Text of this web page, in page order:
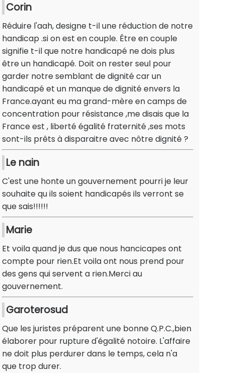
Corin
Réduire l'aah, designe t-il une réduction de notre
handicap .si on est en couple. Être en couple
signifie t-il que notre handicapé ne dois plus
être un handicapé. Doit on rester seul pour
garder notre semblant de dignité car un
handicapé et un manque de dignité envers la
France.ayant eu ma grand-mère en camps de
concentration pour résistance ,me disais que la
France est , liberté égalité fraternité ,ses mots
sont-ils prêts à disparaitre avec nôtre dignité ?
Le nain
C'est une honte un gouvernement pourri je leur
souhaite qu ils soient handicapés ils verront se
que sais!!!!!!
Marie
Et voila quand je dus que nous hancicapes ont
compte pour rien.Et voila ont nous prend pour
des gens qui servent a rien.Merci au
gouvernement.
Garoterosud
Que les juristes préparent une bonne Q.P.C.,bien
élaborer pour rupture d'égalité notoire. L'affaire
ne doit plus perdurer dans le temps, cela n'a
que trop durer.